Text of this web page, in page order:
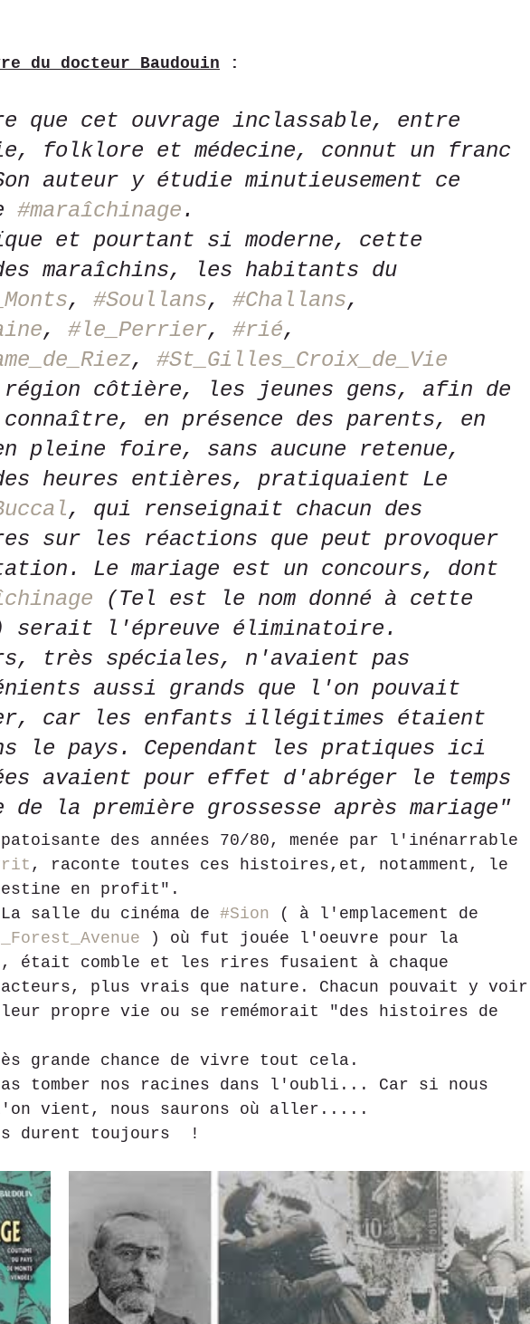
du docteur Baudouin :
que cet ouvrage inclassable, entre
folklore et médecine, connut un franc
auteur y étudie minutieusement ce
#maraîchinage.
et pourtant si moderne, cette
maraîchins, les habitants du
, #Soullans, #Challans,
, #le_Perrier, #rié,
, #St_Gilles_Croix_de_Vie
côtière, les jeunes gens, afin de
connaître, en présence des parents, en
pleine foire, sans aucune retenue,
heures entières, pratiquaient Le
, qui renseignait chacun des
sur les réactions que peut provoquer
Le mariage est un concours, dont
(Tel est le nom donné à cette
serait l'épreuve éliminatoire.
très spéciales, n'avaient pas
aussi grands que l'on pouvait
car les enfants illégitimes étaient
le pays. Cependant les pratiques ici
avaient pour effet d'abréger le temps
la première grossesse après mariage"
des années 70/80, menée par l'inénarrable
, raconte toutes ces histoires,et, notamment, le
en profit".
salle du cinéma de #Sion ( à l'emplacement de
) où fut jouée l'oeuvre pour la
était comble et les rires fusaient à chaque
plus vrais que nature. Chacun pouvait y voir
leur propre vie ou se remémorait "des histoires de
grande chance de vivre tout cela.
tomber nos racines dans l'oubli... Car si nous
vient, nous saurons où aller.....
durent toujours  !